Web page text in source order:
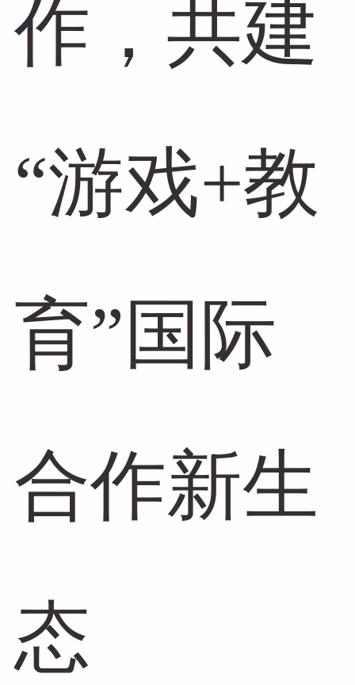
作，共建
“游戏+教
育”国际
合作新生
态